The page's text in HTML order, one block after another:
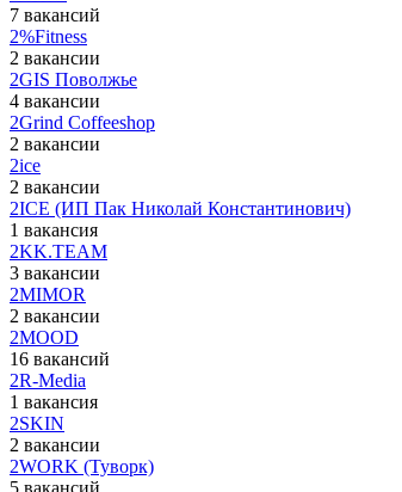
7 вакансий
2%Fitness
2 вакансии
2GIS Поволжье
4 вакансии
2Grind Coffeeshop
2 вакансии
2ice
2 вакансии
2ICE (ИП Пак Николай Константинович)
1 вакансия
2KK.TEAM
3 вакансии
2MIMOR
2 вакансии
2MOOD
16 вакансий
2R-Media
1 вакансия
2SKIN
2 вакансии
2WORK (Туворк)
5 вакансий